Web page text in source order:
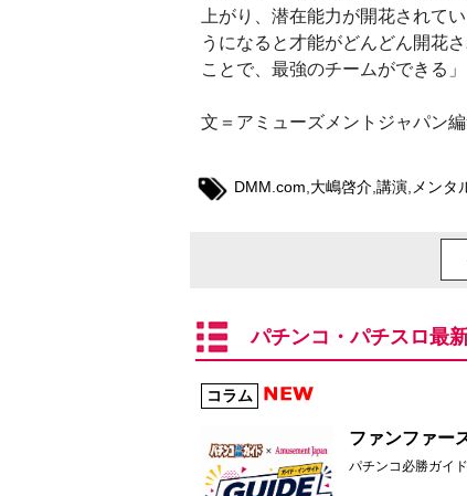
上がり、潜在能力が開花されて
うになると才能がどんどん開花
ことで、最強のチームができる
文＝アミューズメントジャパン
DMM.com 大嶋啓介 講演 メンタ
パチンコ・パチスロ最
コラム
ファンファー
パチンコ必勝ガイ